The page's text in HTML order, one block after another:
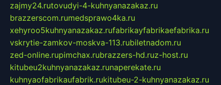
zajmy24.rutovudyi-4-kuhnyanazakaz.ru
brazzerscom.rumedsprawo4ka.ru
xehyroo5kuhnyanazakaz.rufabrikayfabrikaefabrika.ru
vskrytie-zamkov-moskva-113.rubiletnadom.ru
zed-online.rupimchax.rubrazzers-hd.ruz-host.ru
kitubeu2kuhnyanazakaz.runaperekate.ru
kuhnyaofabrikaufabrik.rukitubeu-2-kuhnyanazakaz.ru